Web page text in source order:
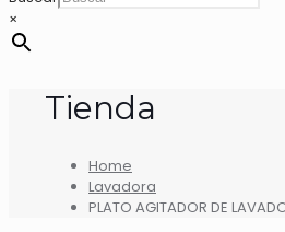
×
Tienda
Home
Lavadora
PLATO AGITADOR DE